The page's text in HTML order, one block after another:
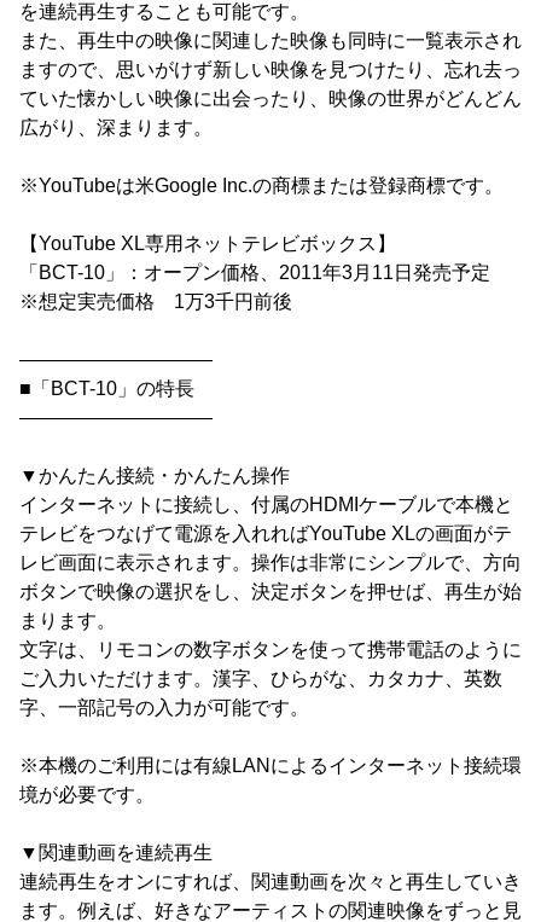
を連続再生することも可能です。
また、再生中の映像に関連した映像も同時に一覧表示され
ますので、思いがけず新しい映像を見つけたり、忘れ去っ
ていた懐かしい映像に出会ったり、映像の世界がどんどん
広がり、深まります。
※YouTubeは米Google Inc.の商標または登録商標です。
【YouTube XL専用ネットテレビボックス】
「BCT-10」：オープン価格、2011年3月11日発売予定
※想定実売価格 1万3千円前後
――――――――――
■「BCT-10」の特長
――――――――――
▼かんたん接続・かんたん操作
インターネットに接続し、付属のHDMIケーブルで本機と
テレビをつなげて電源を入れればYouTube XLの画面がテ
レビ画面に表示されます。操作は非常にシンプルで、方向
ボタンで映像の選択をし、決定ボタンを押せば、再生が始
まります。
文字は、リモコンの数字ボタンを使って携帯電話のように
ご入力いただけます。漢字、ひらがな、カタカナ、英数
字、一部記号の入力が可能です。
※本機のご利用には有線LANによるインターネット接続環
境が必要です。
▼関連動画を連続再生
連続再生をオンにすれば、関連動画を次々と再生していき
ます。例えば、好きなアーティストの関連映像をずっと見